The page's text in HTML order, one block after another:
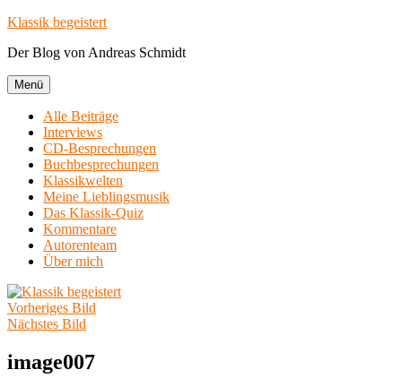
Zum
springen
Klassik begeistert
Der Blog von Andreas Schmidt
Menü
Alle Beiträge
Interviews
CD-Besprechungen
Buchbesprechungen
Klassikwelten
Meine Lieblingsmusik
Das Klassik-Quiz
Kommentare
Autorenteam
Über mich
Vorheriges Bild
Nächstes Bild
image007